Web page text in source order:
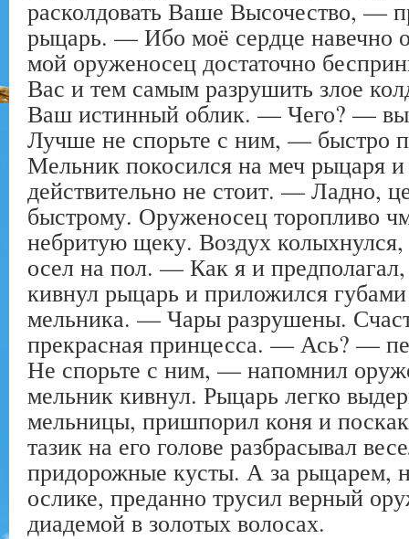
расколдовать Ваше Высочество, —
рыцарь. — Ибо моё сердце навечно
мой оруженосец достаточно
Вас и тем самым разрушить злое
Ваш истинный облик. — Чего? —
Лучше не спорьте с ним, — быстро
Мельник покосился на меч рыцаря
действительно не стоит. — Ладно,
быстрому. Оруженосец торопливо
небритую щеку. Воздух
осел на пол. — Как я и
кивнул рыцарь и приложился
мельника. — Чары разрушены.
прекрасная принцесса. — Ась? —
Не спорьте с ним, — напомнил
мельник кивнул. Рыцарь легко
мельницы, пришпорил коня и
тазик на его голове разбрасывал
придорожные кусты. А за рыцарем,
ослике, преданно трусил верный
диадемой в золотых волосах.